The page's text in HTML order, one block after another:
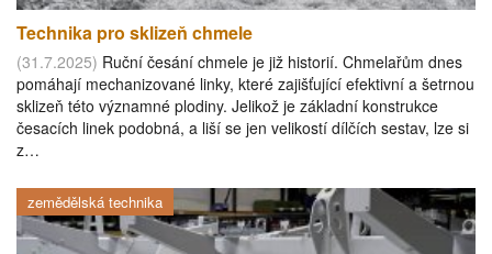
Technika pro sklizeň chmele
(31.7.2025) Ruční česání chmele je již historií. Chmelařům dnes
pomáhají mechanizované linky, které zajišťující efektivní a šetrnou
sklizeň této významné plodiny. Jelikož je základní konstrukce
česacích linek podobná, a liší se jen velikostí dílčích sestav, lze si
z…
zemědělská technika